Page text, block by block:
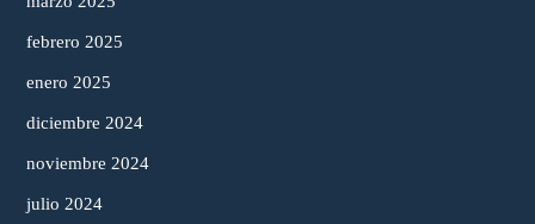
febrero 2025
enero 2025
diciembre 2024
noviembre 2024
julio 2024